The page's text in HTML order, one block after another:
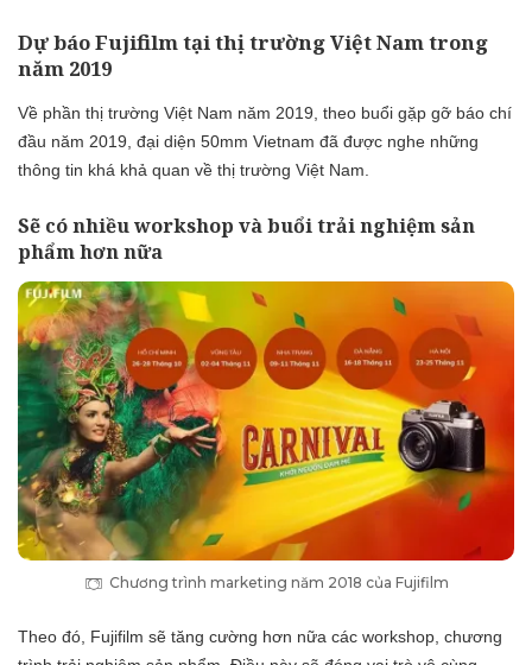
Dự báo Fujifilm tại thị trường Việt Nam trong
năm 2019
Về phần thị trường Việt Nam năm 2019, theo buổi gặp gỡ báo chí
đầu năm 2019, đại diện 50mm Vietnam đã được nghe những
thông tin khá khả quan về thị trường Việt Nam.
Sẽ có nhiều workshop và buổi trải nghiệm sản
phẩm hơn nữa
Chương trình marketing năm 2018 của Fujifilm
Theo đó, Fujifilm sẽ tăng cường hơn nữa các workshop, chương